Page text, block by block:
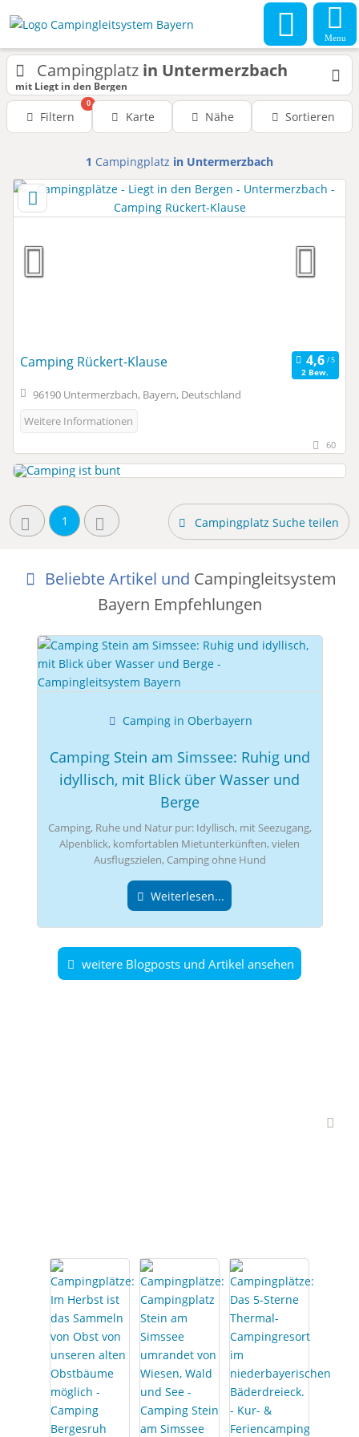
Menu
Campingplatz in Untermerzbach
mit Liegt in den Bergen
Filtern
0
Karte Nähe Sortieren
1 Campingplatz in Untermerzbach
Camping Rückert-Klause
2 Bew.
96190 Untermerzbach, Bayern, Deutschland
Weitere Informationen
60
1 Campingplatz Suche teilen
Beliebte Artikel und Campingleitsystem
Bayern Empfehlungen
Camping Stein am Simssee: Ruhig und
idyllisch, mit Blick über Wasser und
Berge
Camping in Oberbayern
Camping, Ruhe und Natur pur: Idyllisch, mit Seezugang,
Alpenblick, komfortablen Mietunterkünften, vielen
Ausflugszielen, Camping ohne Hund
Weiterlesen...
weitere Blogposts und Artikel ansehen